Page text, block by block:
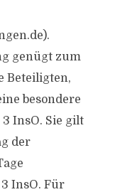
genügt zum
Beteiligten,
besondere
InsO. Sie gilt
der
InsO. Für